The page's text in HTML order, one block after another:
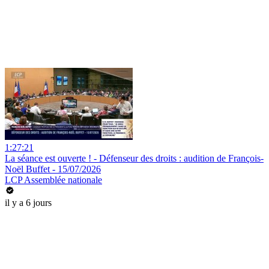
1:27:21
La séance est ouverte ! - Défenseur des droits : audition de François-
Noël Buffet - 15/07/2026
LCP Assemblée nationale
il y a 6 jours